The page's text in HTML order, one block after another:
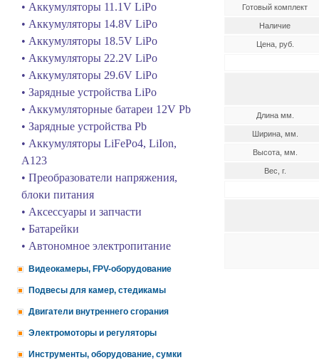
• Аккумуляторы 11.1V LiPo
• Аккумуляторы 14.8V LiPo
• Аккумуляторы 18.5V LiPo
• Аккумуляторы 22.2V LiPo
• Аккумуляторы 29.6V LiPo
• Зарядные устройства LiPo
• Аккумуляторные батареи 12V Pb
• Зарядные устройства Pb
• Аккумуляторы LiFePo4, LiIon,
A123
• Преобразователи напряжения,
блоки питания
• Аксессуары и запчасти
• Батарейки
• Автономное электропитание
Видеокамеры, FPV-оборудование
Подвесы для камер, стедикамы
Двигатели внутреннего сгорания
Электромоторы и регуляторы
Инструменты, оборудование, сумки
Готовый комплект
Наличие
Цена, руб.
Длина мм.
Ширина, мм.
Высота, мм.
Вес, г.